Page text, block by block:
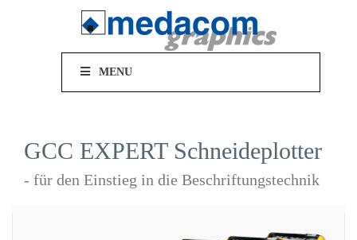
MENU
GCC EXPERT Schneideplotter
- für den Einstieg in die Beschriftungstechnik